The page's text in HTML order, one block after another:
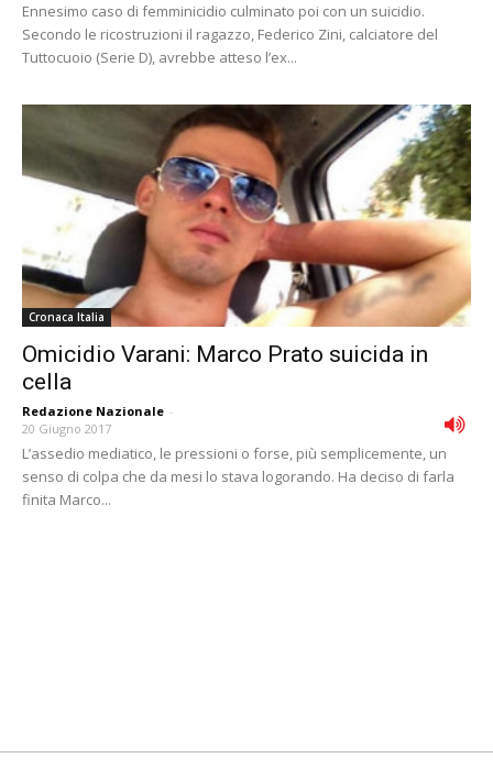
Ennesimo caso di femminicidio culminato poi con un suicidio.
Secondo le ricostruzioni il ragazzo, Federico Zini, calciatore del
Tuttocuoio (Serie D), avrebbe atteso l’ex...
Cronaca Italia
Omicidio Varani: Marco Prato suicida in
cella
Redazione Nazionale -
20 Giugno 2017
L’assedio mediatico, le pressioni o forse, più semplicemente, un
senso di colpa che da mesi lo stava logorando. Ha deciso di farla
finita Marco...